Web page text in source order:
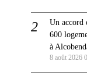
Un accord
600
à
8 août 2026